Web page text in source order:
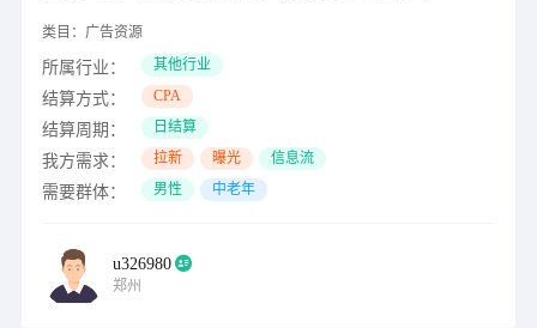
类目： 广告资源
所属行业： 其他行业
结算方式： CPA
结算周期： 日结算
我方需求： 拉新 曝光 信息流
需要群体： 男性 中老年
u326980
郑州